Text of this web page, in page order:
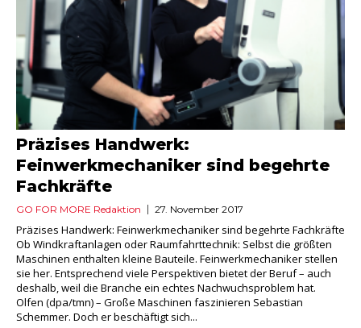
Präzises Handwerk:
Feinwerkmechaniker sind begehrte
Fachkräfte
GO FOR MORE Redaktion 27. November 2017
Präzises Handwerk: Feinwerkmechaniker sind begehrte Fachkräfte
Ob Windkraftanlagen oder Raumfahrttechnik: Selbst die größten
Maschinen enthalten kleine Bauteile. Feinwerkmechaniker stellen
sie her. Entsprechend viele Perspektiven bietet der Beruf – auch
deshalb, weil die Branche ein echtes Nachwuchsproblem hat.
Olfen (dpa/tmn) – Große Maschinen faszinieren Sebastian
Schemmer. Doch er beschäftigt sich...